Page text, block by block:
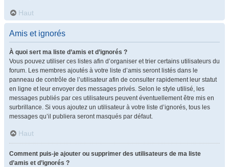
Haut
Amis et ignorés
À quoi sert ma liste d’amis et d’ignorés ?
Vous pouvez utiliser ces listes afin d’organiser et trier certains utilisateurs du
forum. Les membres ajoutés à votre liste d’amis seront listés dans le
panneau de contrôle de l’utilisateur afin de consulter rapidement leur statut
en ligne et leur envoyer des messages privés. Selon le style utilisé, les
messages publiés par ces utilisateurs peuvent éventuellement être mis en
surbrillance. Si vous ajoutez un utilisateur à votre liste d’ignorés, tous les
messages qu’il publiera seront masqués par défaut.
Haut
Comment puis-je ajouter ou supprimer des utilisateurs de ma liste
d’amis et d’ignorés ?